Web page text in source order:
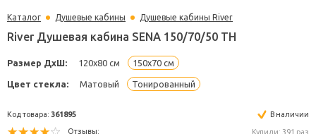
Каталог Душевые кабины Душевые кабины River
River Душевая кабина SENA 150/70/50 ТН
Размер ДхШ: 120x80 см 150x70 см
Цвет стекла: